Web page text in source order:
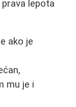
lepota
ako je
mu je i